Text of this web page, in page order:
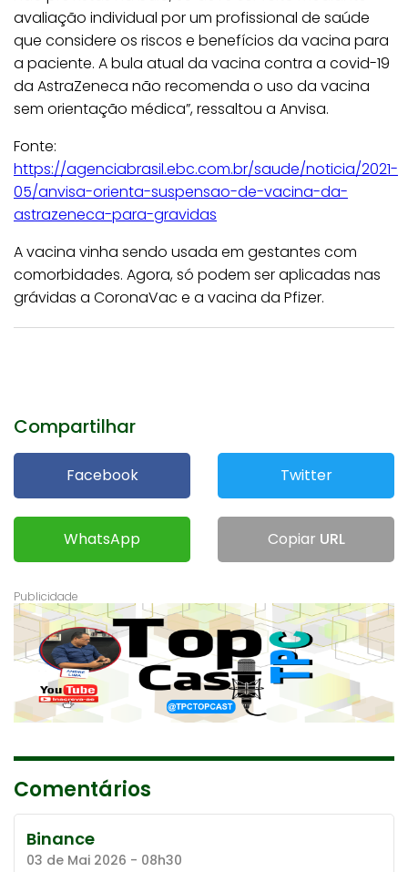
avaliação individual por um profissional de saúde
que considere os riscos e benefícios da vacina para
a paciente. A bula atual da vacina contra a covid-19
da AstraZeneca não recomenda o uso da vacina
sem orientação médica”, ressaltou a Anvisa.
Fonte:
https://agenciabrasil.ebc.com.br/saude/noticia/2021-
05/anvisa-orienta-suspensao-de-vacina-da-
astrazeneca-para-gravidas
A vacina vinha sendo usada em gestantes com
comorbidades. Agora, só podem ser aplicadas nas
grávidas a CoronaVac e a vacina da Pfizer.
Compartilhar
Facebook Twitter
WhatsApp Copiar URL
Comentários
Binance
03 de Mai 2026 - 08h30